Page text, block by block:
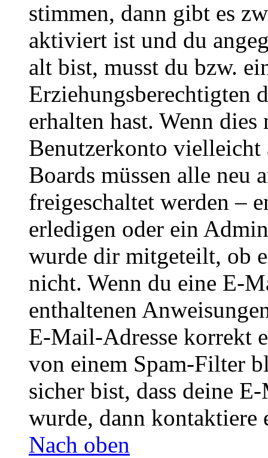
stimmen, dann gibt es
aktiviert ist und du
alt bist, musst du bzw.
Erziehungsberechtigten
erhalten hast. Wenn
Benutzerkonto
Boards müssen alle neu
freigeschaltet werden –
erledigen oder ein
wurde dir mitgeteilt, ob
nicht. Wenn du eine E-
enthaltenen
E-Mail-Adresse korrekt
von einem Spam-Filter
sicher bist, dass deine
wurde, dann kontaktiere
Nach oben